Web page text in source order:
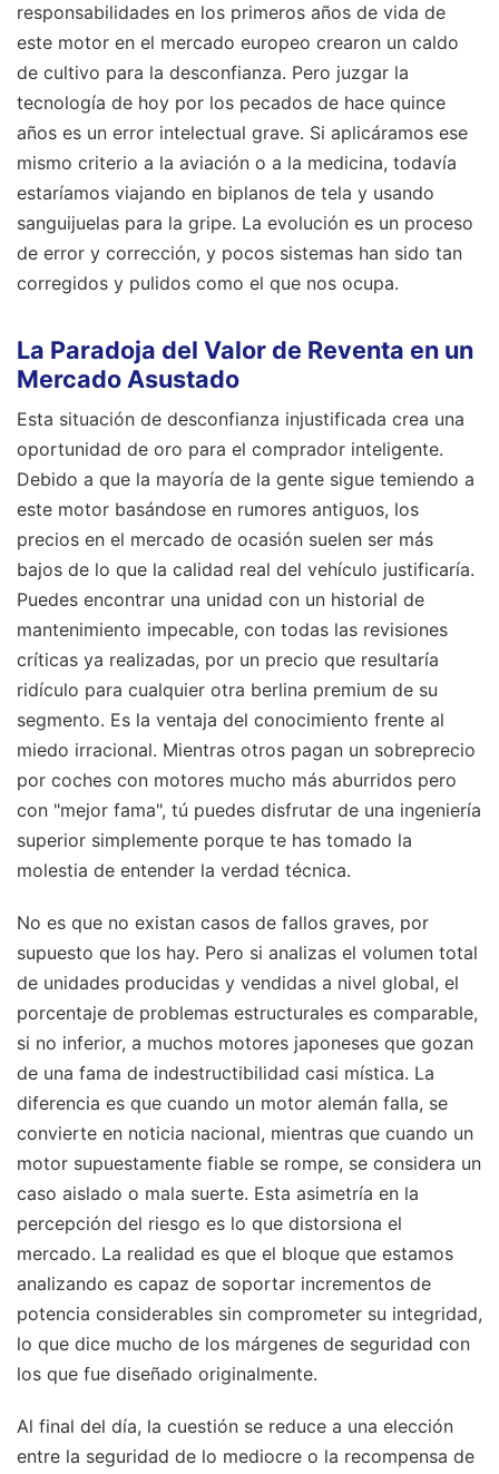
responsabilidades en los primeros años de vida de
este motor en el mercado europeo crearon un caldo
de cultivo para la desconfianza. Pero juzgar la
tecnología de hoy por los pecados de hace quince
años es un error intelectual grave. Si aplicáramos ese
mismo criterio a la aviación o a la medicina, todavía
estaríamos viajando en biplanos de tela y usando
sanguijuelas para la gripe. La evolución es un proceso
de error y corrección, y pocos sistemas han sido tan
corregidos y pulidos como el que nos ocupa.
La Paradoja del Valor de Reventa en un
Mercado Asustado
Esta situación de desconfianza injustificada crea una
oportunidad de oro para el comprador inteligente.
Debido a que la mayoría de la gente sigue temiendo a
este motor basándose en rumores antiguos, los
precios en el mercado de ocasión suelen ser más
bajos de lo que la calidad real del vehículo justificaría.
Puedes encontrar una unidad con un historial de
mantenimiento impecable, con todas las revisiones
críticas ya realizadas, por un precio que resultaría
ridículo para cualquier otra berlina premium de su
segmento. Es la ventaja del conocimiento frente al
miedo irracional. Mientras otros pagan un sobreprecio
por coches con motores mucho más aburridos pero
con "mejor fama", tú puedes disfrutar de una ingeniería
superior simplemente porque te has tomado la
molestia de entender la verdad técnica.
No es que no existan casos de fallos graves, por
supuesto que los hay. Pero si analizas el volumen total
de unidades producidas y vendidas a nivel global, el
porcentaje de problemas estructurales es comparable,
si no inferior, a muchos motores japoneses que gozan
de una fama de indestructibilidad casi mística. La
diferencia es que cuando un motor alemán falla, se
convierte en noticia nacional, mientras que cuando un
motor supuestamente fiable se rompe, se considera un
caso aislado o mala suerte. Esta asimetría en la
percepción del riesgo es lo que distorsiona el
mercado. La realidad es que el bloque que estamos
analizando es capaz de soportar incrementos de
potencia considerables sin comprometer su integridad,
lo que dice mucho de los márgenes de seguridad con
los que fue diseñado originalmente.
Al final del día, la cuestión se reduce a una elección
entre la seguridad de lo mediocre o la recompensa de